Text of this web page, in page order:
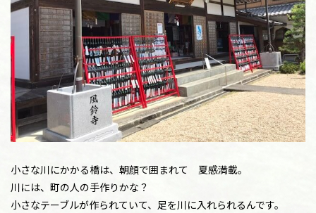
小さな川にかかる橋は、朝顔で囲まれて 夏感満載。
川には、町の人の手作りかな？
小さなテーブルが作られていて、足を川に入れられるんです。